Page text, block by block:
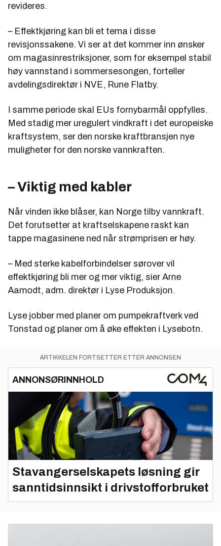
revideres.
– Effektkjøring kan bli et tema i disse
revisjonssakene. Vi ser at det kommer inn ønsker
om magasinrestriksjoner, som for eksempel stabil
høy vannstand i sommersesongen, forteller
avdelingsdirektør i NVE, Rune Flatby.
I samme periode skal EUs fornybarmål oppfylles.
Med stadig mer uregulert vindkraft i det europeiske
kraftsystem, ser den norske kraftbransjen nye
muligheter for den norske vannkraften.
– Viktig med kabler
Når vinden ikke blåser, kan Norge tilby vannkraft.
Det forutsetter at kraftselskapene raskt kan
tappe magasinene ned når strømprisen er høy.
– Med sterke kabelforbindelser sørover vil
effektkjøring bli mer og mer viktig, sier Arne
Aamodt, adm. direktør i Lyse Produksjon.
Lyse jobber med planer om pumpekraftverk ved
Tonstad og planer om å øke effekten i Lysebotn.
ARTIKKELEN FORTSETTER ETTER ANNONSEN
ANNONSØRINNHOLD
Stavangerselskapets løsning gir
sanntidsinnsikt i drivstofforbruket